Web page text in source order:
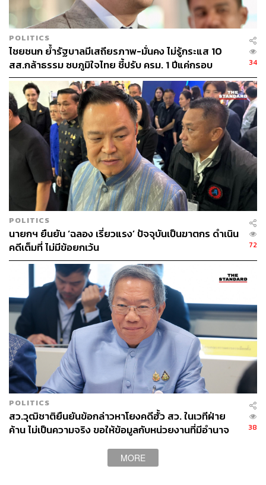
ด้าน ผู้ช่วยศาสตราจารย์กัญญกานต์ เสถียรสุคนธ์ ผู้ช่วย
คณบดีฝ่ายวิเทศสัมพันธ์ โรงเรียนกฎหมายและการเมือง
มหาวิทยาลัยสวนดุสิต ให้มุมมองเพิ่มเติมว่า ความเชื่อมั่นต่อ
รัฐบาลที่ลดลงอย่างต่อเนื่องในช่วง 2 เดือนที่ผ่านมา มีความ
เชื่อมโยงกับปัจจัยภายนอก โดยเฉพาะสถานการณ์ความขัด
แย้งในตะวันออกกลางที่ส่งผลให้ราคาพลังงาน ค่าไฟฟ้า
ราคาน้ำมัน และราคาสินค้าอุปโภคบริโภคปรับตัวสูงขึ้น ใน
ขณะที่รายได้ของประชาชนไม่ได้เพิ่มตามสัดส่วนเดียวกัน
วิกฤตการณ์นี้ถือเป็นบททดสอบสำคัญของรัฐบาลในการออก
มาตรการควบคุมราคาและบรรเทาผลกระทบ ซึ่งความล่าช้า
ขาดความชัดเจน หรือขาดความโปร่งใสในการรับมือ จะ
ทำให้ความไม่พอใจของประชาชนพุ่งเป้ามาที่ประสิทธิภาพ
การทำงานของรัฐบาลแทนที่จะเป็นปัจจัยภายนอก ส่งผลให้
ช่องว่างระหว่างความคาดหวังของประชาชนกับการกระทำ
ของรัฐบาลกว้างขึ้น
การจะฟื้นฟูความเชื่อมั่นได้ รัฐบาลจำเป็นต้องแปลงวิกฤต
ภายนอกให้เป็นโอกาสในการแสดงศักยภาพการบริหาร
จัดการภายในประเทศที่มีประสิทธิภาพและสามารถตรวจ
สอบได้ เพื่อเพิ่มความเชื่อมั่นให้กับประชาชนต่อไป
TAGS: สมาชิกสภาผู้แทนราษฎร (สส.)
พรรคประชาชน
นักการเมือง
รักชนก ศรีนอก
ค่าครองชีพ
พรรคประชาธิปัตย์
การเมืองไทย
อนุทิน ชาญวีรกูล
ฝ่ายค้าน
อภิสิทธิ์ เวชชาชีวะ
พรรคร่วมฝ่ายค้าน
เศรษฐกิจไทย
มหาวิทยาลัยสวนดุสิต
กรณ์ จาติกวณิช
ณัฐพงษ์ เรืองปัญญาวุฒิ
สวนดุสิตโพล
POLITICS
ไชยชนก ย้ำรัฐบาลมีเสถียรภาพ-มั่นคง ไม่รู้กระแส 10
สส.กล้าธรรม ซบภูมิใจไทย ชี้ปรับ ครม. 1 ปีแค่กรอบ
ประเมิน โยนนายกฯ ตัดสินใจ
34
POLITICS
นายกฯ ยืนยัน ‘ฉลอง เรี่ยวแรง’ ปัจจุบันเป็นฆาตกร ดำเนิน
คดีเต็มที่ ไม่มีข้อยกเว้น
72
POLITICS
สว.วุฒิชาติยืนยันข้อกล่าวหาโยงคดีฮั้ว สว. ในเวทีฝ่าย
ค้าน ไม่เป็นความจริง ขอให้ข้อมูลกับหน่วยงานที่มีอำนาจ
38
MORE